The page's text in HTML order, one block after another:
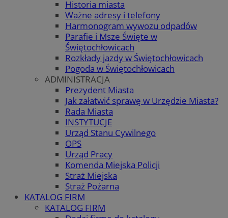
Historia miasta
Ważne adresy i telefony
Harmonogram wywozu odpadów
Parafie i Msze Święte w
Świętochłowicach
Rozkłady jazdy w Świętochłowicach
Pogoda w Świętochłowicach
ADMINISTRACJA
Prezydent Miasta
Jak załatwić sprawę w Urzędzie Miasta?
Rada Miasta
INSTYTUCJE
Urząd Stanu Cywilnego
OPS
Urząd Pracy
Komenda Miejska Policji
Straż Miejska
Straż Pożarna
KATALOG FIRM
KATALOG FIRM